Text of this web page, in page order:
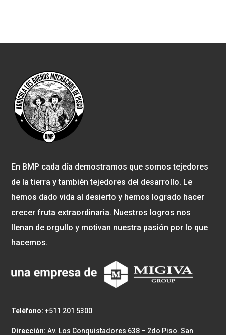
En BMP cada día demostramos que somos tejedores
de la tierra y también tejedores del desarrollo. Le
hemos dado vida al desierto y hemos logrado hacer
crecer fruta extraordinaria. Nuestros logros nos
llenan de orgullo y motivan nuestra pasión por lo que
hacemos.
Teléfono: +511 201 5300
Dirección:Av. Los Conquistadores 638 – 2do Piso. San